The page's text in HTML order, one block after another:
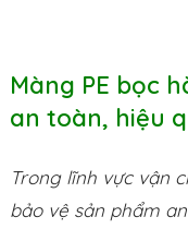
Màng PE bọc
an toàn, hiệu
Trong lĩnh vực vận
bảo vệ sản phẩm